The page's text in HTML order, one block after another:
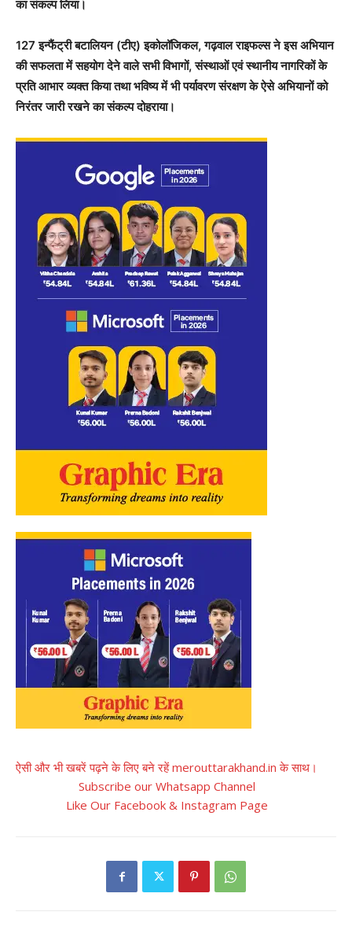
का संकल्प लिया।
127 इन्फैंट्री बटालियन (टीए) इकोलॉजिकल, गढ़वाल राइफल्स ने इस अभियान
की सफलता में सहयोग देने वाले सभी विभागों, संस्थाओं एवं स्थानीय नागरिकों के
प्रति आभार व्यक्त किया तथा भविष्य में भी पर्यावरण संरक्षण के ऐसे अभियानों को
निरंतर जारी रखने का संकल्प दोहराया।
ऐसी और भी खबरें पढ़ने के लिए बने रहें merouttarakhand.in के साथ।
Subscribe our Whatsapp Channel
Like Our Facebook & Instagram Page